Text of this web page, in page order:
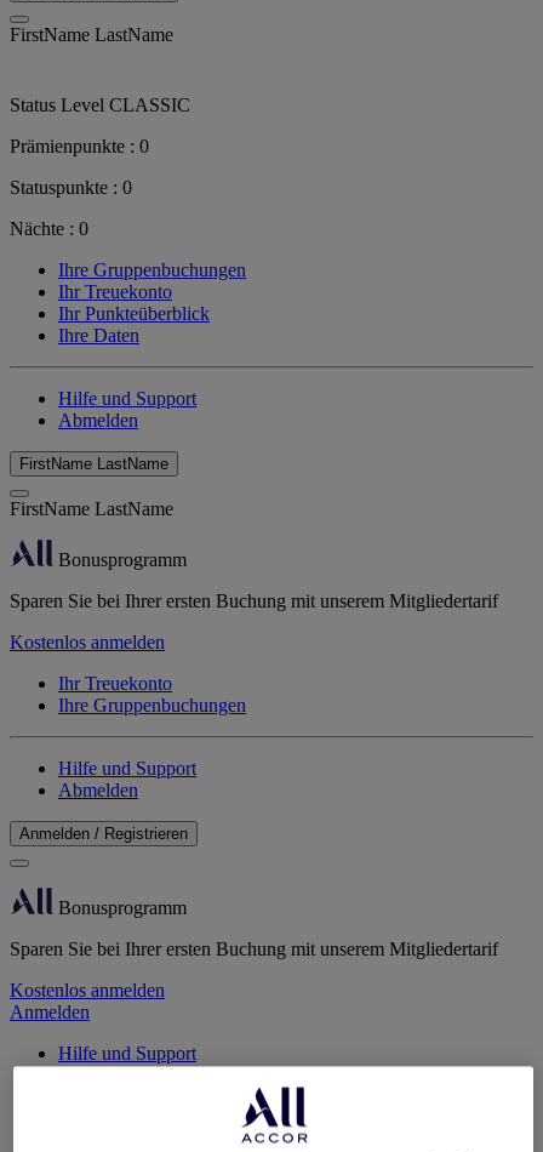
FirstName LastName
Status Level CLASSIC
Prämienpunkte : 0
Statuspunkte : 0
Nächte : 0
Ihre Gruppenbuchungen
Ihr Treuekonto
Ihr Punkteüberblick
Ihre Daten
Hilfe und Support
Abmelden
FirstName LastName
FirstName LastName
Bonusprogramm
Sparen Sie bei Ihrer ersten Buchung mit unserem Mitgliedertarif
Kostenlos anmelden
Ihr Treuekonto
Ihre Gruppenbuchungen
Hilfe und Support
Abmelden
Anmelden / Registrieren
Bonusprogramm
Sparen Sie bei Ihrer ersten Buchung mit unserem Mitgliedertarif
Kostenlos anmelden
Anmelden
Hilfe und Support
Private Feiern | Accor Meetings&Events